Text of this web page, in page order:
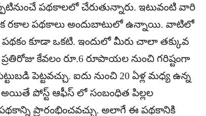
పథకాలలో చేరుతున్నారు. ఇటువంటి వారి
రకాల పథకాలు అందుబాటులో ఉన్నాయి. వాటిలో
కూడా ఒకటి. ఇందులో మీరు చాలా తక్కువ
కేవలం రూ.6 రూపాయల నుంచి గరిష్టంగా
పెట్టవచ్చు. ఐదు నుంచి 20 ఏళ్ల మధ్య ఉన్న
అయితే పోస్ట్ ఆఫీస్ లో సంబంధిత పిల్లల
ప్రారంభించవచ్చు. అలాగే ఈ పథకానికి